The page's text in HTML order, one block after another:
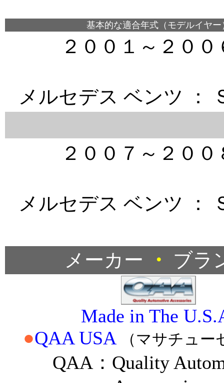
基本的な適合年式（モデルイヤー
２００１～２００
メルセデス ベンツ ：
２００７～２００
メルセデス ベンツ ：
メーカー ・ ブラ
Made in The
●QAA USA （マサチュ
QAA：Quality